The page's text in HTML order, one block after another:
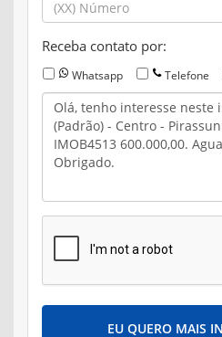
Receba contato por:
Whatsapp Telefone
EU QUERO MAIS